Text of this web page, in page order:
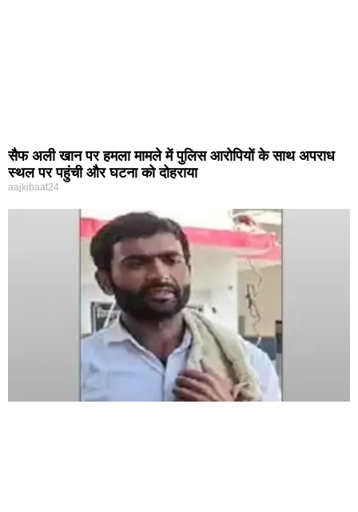
सैफ अली खान पर हमला मामले में पुलिस आरोपियों के साथ अपराध
स्थल पर पहुंची और घटना को दोहराया
aajkibaat24